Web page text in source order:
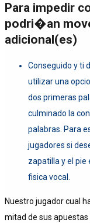
Para impedir
podri�an
adicional(es)
Conseguido y ti
utilizar una
dos primeras
culminado la
palabras. Para
jugadores si
zapatilla y el pie
fisica vocal.
Nuestro jugador cual
mitad de sus